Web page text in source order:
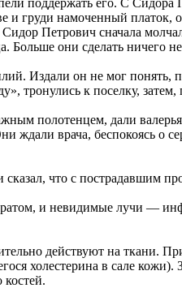
намоченный платок,
Петрович сначала
Больше они сделать ничего
Издали он не мог понять,
тронулись к поселку, затем,
полотенцем, дали
ждали врача, беспокоясь
что с пострадавшим
и невидимые лучи —
действуют на ткани.
холестерина в сале